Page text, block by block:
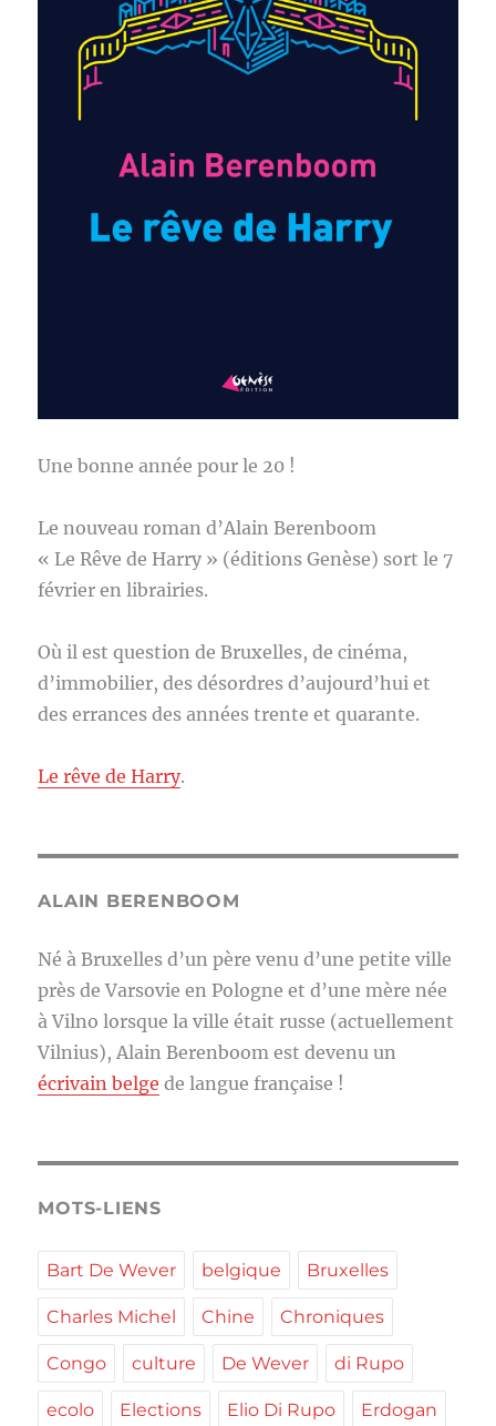
Une bonne année pour le 20 !
Le nouveau roman d’Alain Berenboom
« Le Rêve de Harry » (éditions Genèse) sort le 7
février en librairies.
Où il est question de Bruxelles, de cinéma,
d’immobilier, des désordres d’aujourd’hui et
des errances des années trente et quarante.
Le rêve de Harry.
ALAIN BERENBOOM
Né à Bruxelles d’un père venu d’une petite ville
près de Varsovie en Pologne et d’une mère née
à Vilno lorsque la ville était russe (actuellement
Vilnius), Alain Berenboom est devenu un
écrivain belge de langue française !
MOTS-LIENS
Bart De Wever belgique Bruxelles
Charles Michel Chine Chroniques
Congo culture De Wever di Rupo
ecolo Elections Elio Di Rupo Erdogan